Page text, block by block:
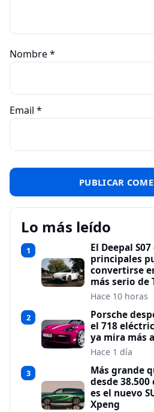
Nombre*
Email *
Lo más leído
1
El Deepal
principales
convertirse
más serio de
Hace 10 horas
2
Porsche
el 718
ya mira más
Hace 1 día
3
Más grande
desde 38.500
es el nuevo
Xpeng